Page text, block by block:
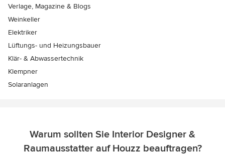
Verlage, Magazine & Blogs
Weinkeller
Elektriker
Lüftungs- und Heizungsbauer
Klär- & Abwassertechnik
Klempner
Solaranlagen
Warum sollten Sie Interior Designer &
Raumausstatter auf Houzz beauftragen?